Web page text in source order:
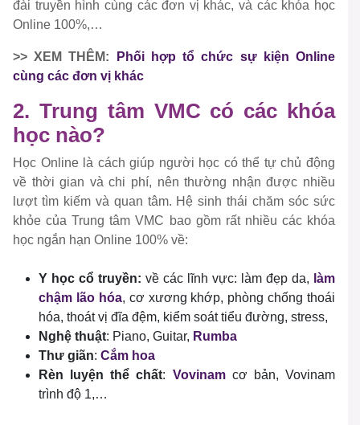
đài truyền hình cùng các đơn vị khác, và các khóa học
Online 100%,…
>> XEM THÊM:
Phối hợp tổ chức sự kiện Online
cùng các đơn vị khác
2. Trung tâm VMC có các khóa
học nào?
Học Online là cách giúp người học có thể tự chủ động
về thời gian và chi phí, nên thường nhận được nhiều
lượt tìm kiếm và quan tâm. Hệ sinh thái chăm sóc sức
khỏe của Trung tâm VMC bao gồm rất nhiều các khóa
học ngắn hạn Online 100% về:
Y học cổ truyền: về các lĩnh vực: làm đẹp da, làm
chậm lão hóa, cơ xương khớp, phòng chống thoái
hóa, thoát vị đĩa đệm, kiểm soát tiểu đường, stress,
Nghệ thuật: Piano, Guitar, Rumba
Thư giãn: Cắm hoa
Rèn luyện thể chất: Vovinamcơ bản, Vovinam
trình độ 1,…